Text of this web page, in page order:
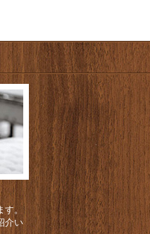
。
介い